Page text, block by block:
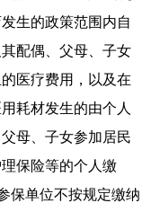
生的政策范围内自
配偶、父母、子女
医疗费用，以及在
耗材发生的由个人
母、子女参加居民
保险等的个人缴
保单位不按规定缴纳